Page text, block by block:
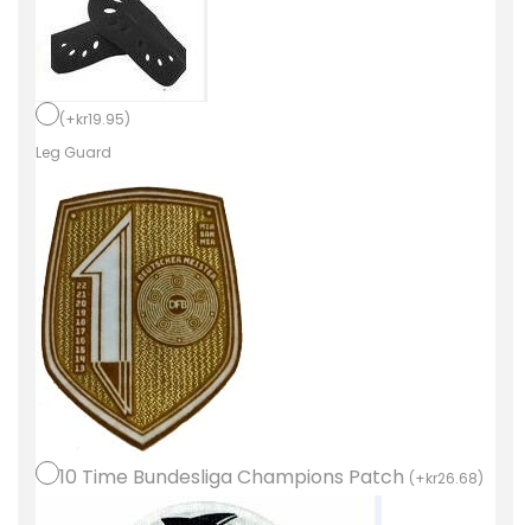
t
r
j
o
B
a
y
e
r
n
M
n
(+kr19.95)
Leg Guard
10 Time Bundesliga Champions Patch (+kr26.68)